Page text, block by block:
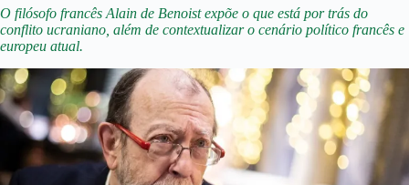
O filósofo francês Alain de Benoist expõe o que está por trás do
conflito ucraniano, além de contextualizar o cenário político francês e
europeu atual.